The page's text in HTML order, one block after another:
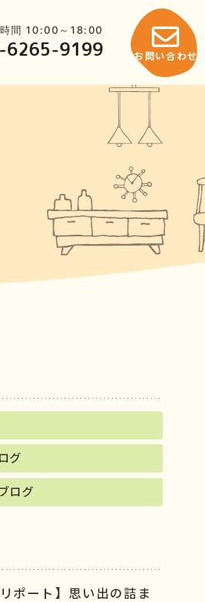
間 10:00～18:00
6265-9199 お問い合わせ
グ
ログ
リポート】思い出の詰ま